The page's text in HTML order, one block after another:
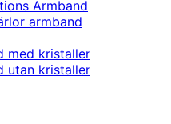
Armband
armband
med kristaller
utan kristaller